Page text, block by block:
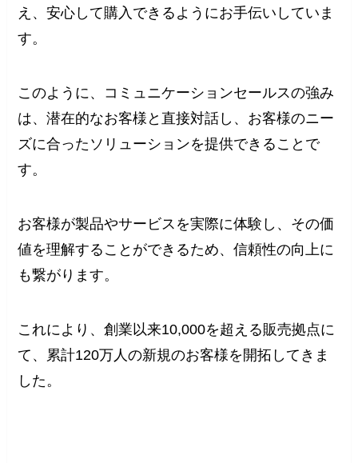
え、安心して購入できるようにお手伝いしていま
す。
このように、コミュニケーションセールスの強み
は、潜在的なお客様と直接対話し、お客様のニー
ズに合ったソリューションを提供できることで
す。
お客様が製品やサービスを実際に体験し、その価
値を理解することができるため、信頼性の向上に
も繋がります。
これにより、創業以来10,000を超える販売拠点に
て、累計120万人の新規のお客様を開拓してきま
した。